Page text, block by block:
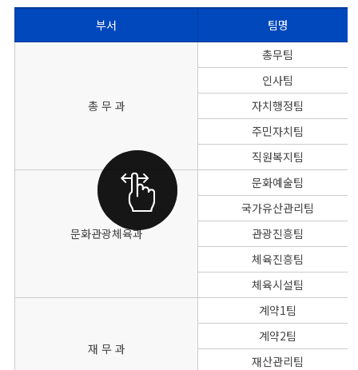
본청 행정문화국의 부서별, 팀명, 대표전화, FAX번호를 나타낸 표
부서 팀명
총 무 과
총무팀
인사팀
자치행정팀
주민자치팀
직원복지팀
문화관광체육과
문화예술팀
국가유산관리팀
관광진흥팀
체육진흥팀
체육시설팀
재 무 과
계약1팀
계약2팀
재산관리팀